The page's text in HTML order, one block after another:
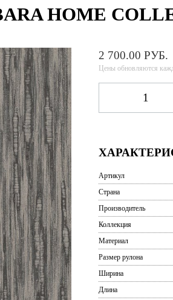
HOME
2 700.00 РУБ.
Цены обновляются
Артикул
Страна
Производитель
Коллекция
Материал
Размер рулона
Ширина
Длина